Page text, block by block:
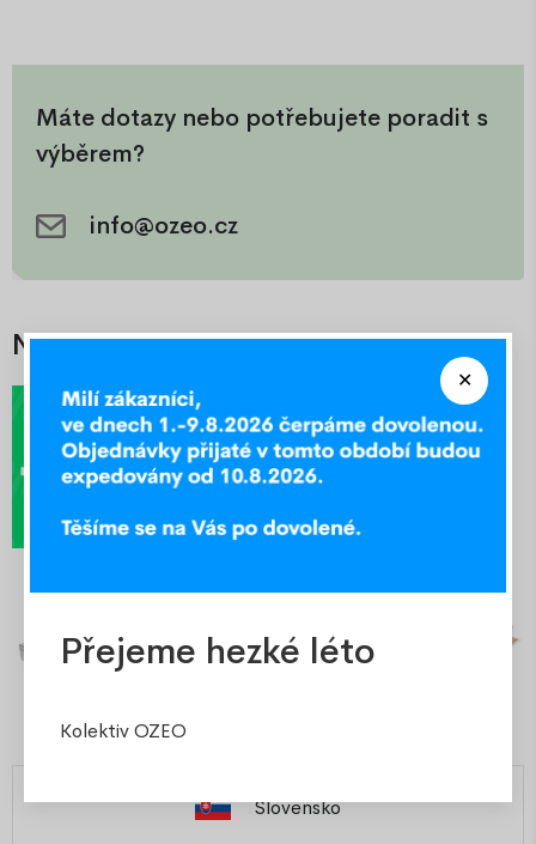
Přejeme hezké léto
Kolektiv OZEO
Máte dotazy nebo potřebujete poradit s
výběrem?
info@ozeo.cz
Nejlepší nabídky
Slovensko